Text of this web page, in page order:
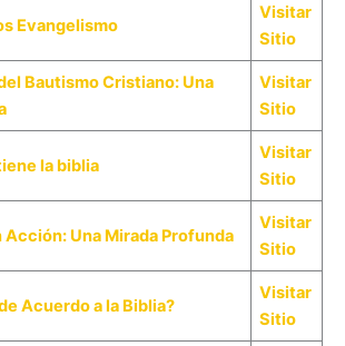
Evangelismo
Visitar
Sitio
Bautismo Cristiano: Una
Visitar
Sitio
la biblia
Visitar
Sitio
Acción: Una Mirada Profunda
Visitar
Sitio
Acuerdo a la Biblia?
Visitar
Sitio